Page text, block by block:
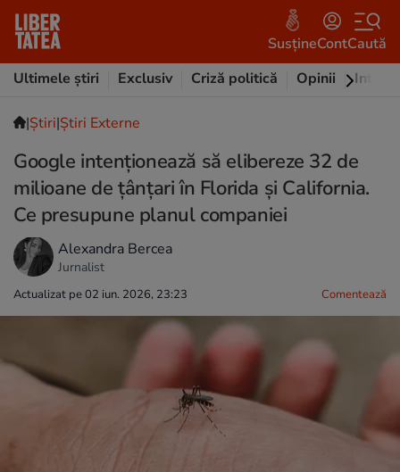
SusțineContCaută
Ultimele știri
Exclusiv Criză politică Opinii
|Ştiri|Știri Externe
Google intenționează să elibereze 32 de
milioane de țânțari în Florida și California.
Ce presupune planul companiei
Alexandra Bercea
Jurnalist
Actualizat pe 02 iun. 2026, 23:23 Comentează